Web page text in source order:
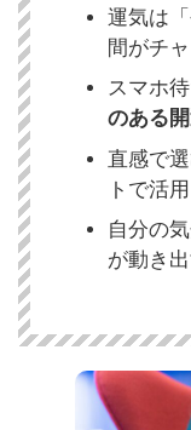
運気は
間がチ
スマホ待
のある
直感で
トで活用
自分の
が動き出